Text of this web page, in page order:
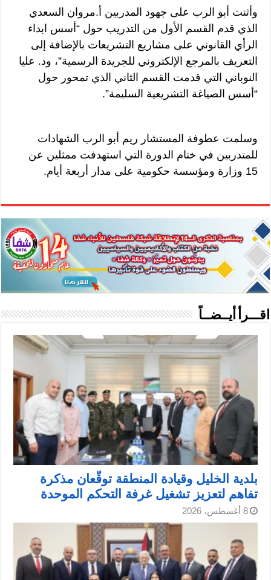
وأثنت أبو الرب على جهود المدربين أ.مروان السعدي
الذي قدم القسم الأول من التدريب حول “أسس ابداء
الرأي القانوني على مشاريع التشريعات بالإضافة إلى
التعريف بالمرجع الإلكتروني للجريدة الرسمية”، ود. عليا
النوباني التي قدمت القسم الثاني الذي تمحور حول
“أسس الصياغة التشريعية السليمة”.
وسلمت عطوفة المستشار ريم أبو الرب الشهادات
للمتدربين في ختام الدورة التي استهدفت ممثلين عن
15 وزارة ومؤسسة حكومية على مدار أربعة أيام.
اقـــرأ أيــضــاً
بلدية الخليل وقيادة المنطقة توقّعان مذكرة
تفاهم لتعزيز تشغيل غرفة التحكم الموحدة
8 أغسطس، 2026